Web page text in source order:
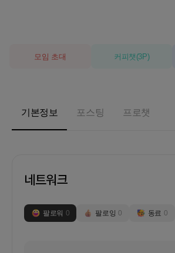
모임 초대 커피챗 (3P)
기본정보 포스팅 프로챗
네트워크
팔로워 0 팔로잉 0 동료 0